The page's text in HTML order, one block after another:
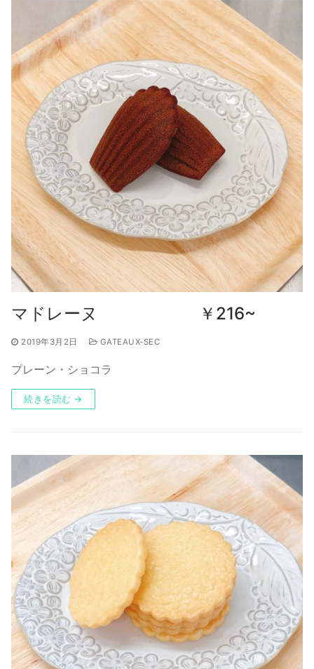
マドレーヌ ￥216~
2019年3月2日 GATEAUX-SEC
プレーン・ショコラ
続きを読む →